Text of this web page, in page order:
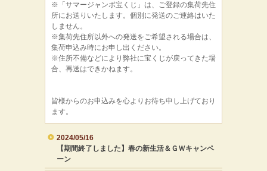
※「サマージャンボ宝くじ」は、ご登録の集荷先住
所にお送りいたします。個別に発送のご連絡はいた
しません。
※集荷先住所以外への発送をご希望される場合は、
集荷申込み時にお申し出ください。
※住所不備などにより弊社に宝くじが戻ってきた場
合、再送はできかねます。
皆様からのお申込みを心よりお待ち申し上げており
ます。
2024/05/16
【期間終了しました】春の新生活＆ＧＷキャンペ
ーン